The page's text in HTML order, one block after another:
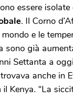
essere
. Il Corno
e le
sono già
Settanta a
anche in
Kenya. “La